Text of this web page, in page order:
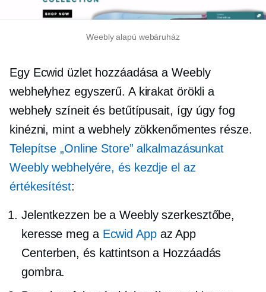
Weebly alapú webáruház
Egy Ecwid üzlet hozzáadása a Weebly
webhelyhez egyszerű. A kirakat örökli a
webhely színeit és betűtípusait, így úgy fog
kinézni, mint a webhely zökkenőmentes része.
Telepítse „Online Store” alkalmazásunkat
Weebly webhelyére, és kezdje el az
értékesítést:
Jelentkezzen be a Weebly szerkesztőbe,
keresse meg a Ecwid Appaz App
Centerben, és kattintson a Hozzáadás
gombra.